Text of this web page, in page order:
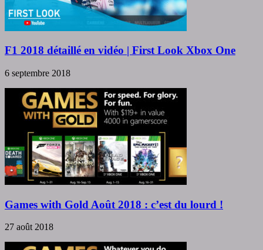
F1 2018 détaillé en vidéo | First Look Xbox One
6 septembre 2018
Games with Gold Août 2018 : c’est du lourd !
27 août 2018